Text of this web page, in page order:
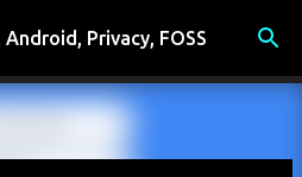
κύριο περιεχόμενο
Privacy, FOSS